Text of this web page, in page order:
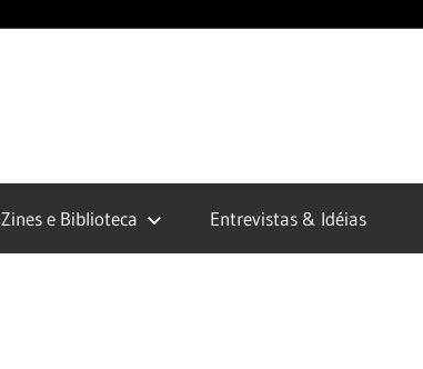
Zines e Biblioteca Entrevistas & Idéias